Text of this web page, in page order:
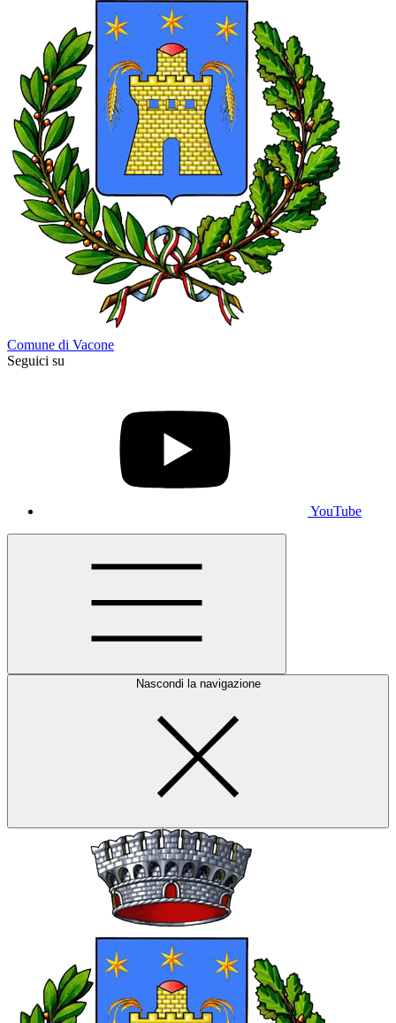
Comune di Vacone
Seguici su
YouTube
Nascondi la navigazione